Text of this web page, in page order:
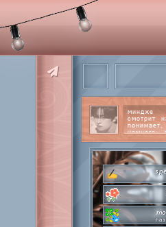
миндже
смотрит
немного
далее